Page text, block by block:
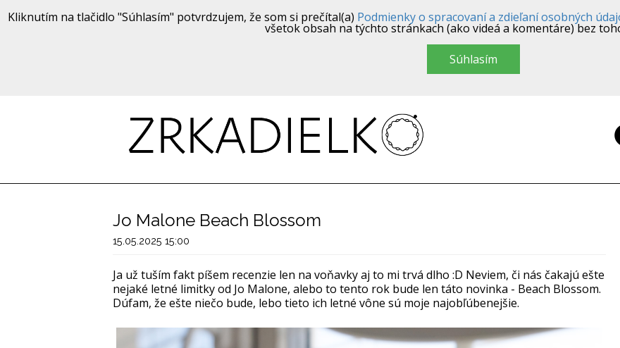
Kliknutím na tlačidlo "Súhlasím" potvrdzujem, že som si prečítal(a) Podmienky o spracovaní a zdieľaní osobných
všetok obsah na týchto stránkach (ako videá a komentáre) bez
Súhlasím
Jo Malone Beach Blossom
15.05.2025 15:00
Ja už tuším fakt píšem recenzie len na voňavky aj to mi trvá dlho :D Neviem, či nás čakajú ešte
nejaké letné limitky od Jo Malone, alebo to tento rok bude len táto novinka - Beach Blossom.
Dúfam, že ešte niečo bude, lebo tieto ich letné vône sú moje najobľúbenejšie.